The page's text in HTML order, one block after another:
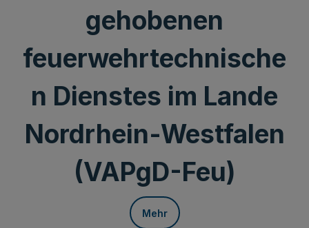
gehobenen
feuerwehrtechnische
n Dienstes im Lande
Nordrhein-Westfalen
(VAPgD-Feu)
Mehr